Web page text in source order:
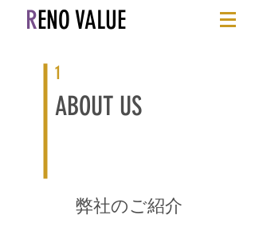
RENO VALUE
1
ABOUT US
弊社の​ご紹介